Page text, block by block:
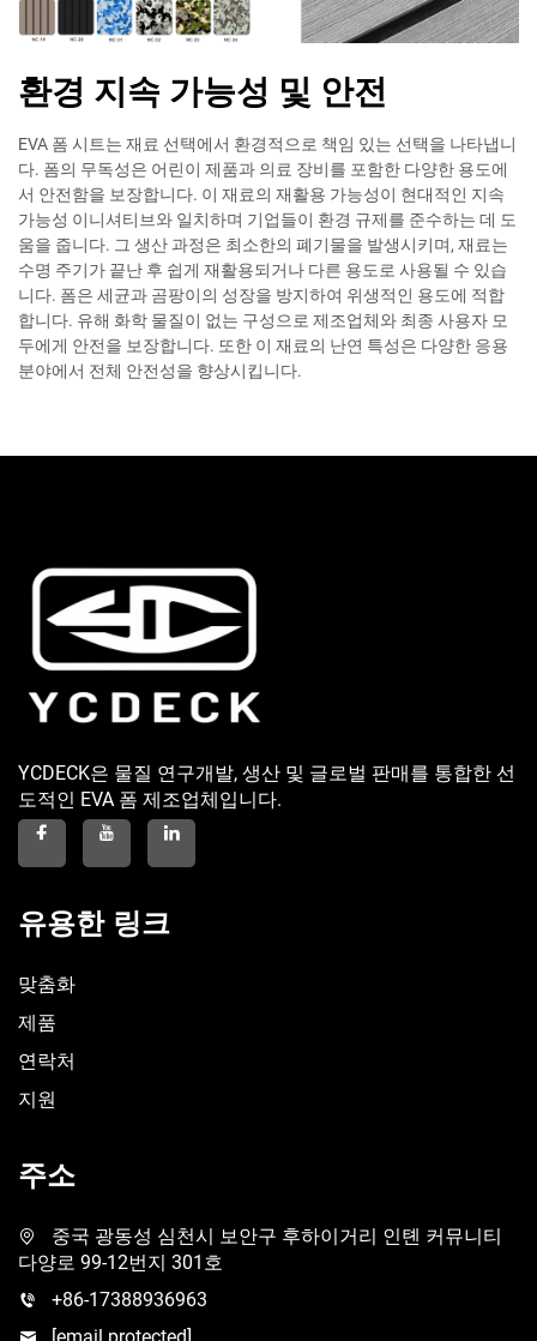
환경 지속 가능성 및 안전
EVA 폼 시트는 재료 선택에서 환경적으로 책임 있는 선택을 나타냅니
다. 폼의 무독성은 어린이 제품과 의료 장비를 포함한 다양한 용도에
서 안전함을 보장합니다. 이 재료의 재활용 가능성이 현대적인 지속
가능성 이니셔티브와 일치하며 기업들이 환경 규제를 준수하는 데 도
움을 줍니다. 그 생산 과정은 최소한의 폐기물을 발생시키며, 재료는
수명 주기가 끝난 후 쉽게 재활용되거나 다른 용도로 사용될 수 있습
니다. 폼은 세균과 곰팡이의 성장을 방지하여 위생적인 용도에 적합
합니다. 유해 화학 물질이 없는 구성으로 제조업체와 최종 사용자 모
두에게 안전을 보장합니다. 또한 이 재료의 난연 특성은 다양한 응용
분야에서 전체 안전성을 향상시킵니다.
YCDECK은 물질 연구개발, 생산 및 글로벌 판매를 통합한 선
도적인 EVA 폼 제조업체입니다.
유용한 링크
맞춤화
제품
연락처
지원
주소
중국 광동성 심천시 보안구 후하이거리 인톈 커뮤니티
다양로 99-12번지 301호
+86-17388936963